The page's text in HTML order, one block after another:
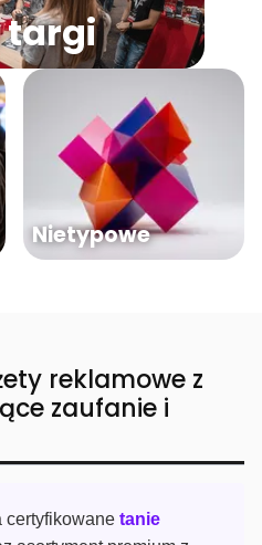
targi
Nietypowe
reklamowe z
zaufanie i
certyfikowane tanie